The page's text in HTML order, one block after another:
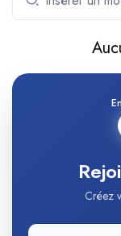
Créez